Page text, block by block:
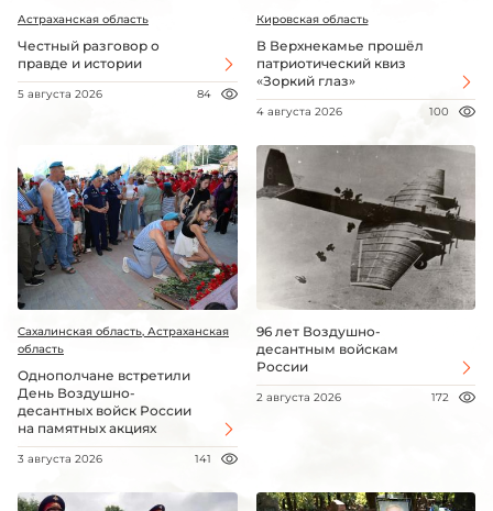
Астраханская область
Честный разговор о
правде и истории
5 августа 2026 84
Кировская область
В Верхнекамье прошёл
патриотический квиз
«Зоркий глаз»
4 августа 2026 100
Сахалинская область, Астраханская
область
Однополчане встретили
День Воздушно-
десантных войск России
на памятных акциях
3 августа 2026 141
96 лет Воздушно-
десантным войскам
России
2 августа 2026 172